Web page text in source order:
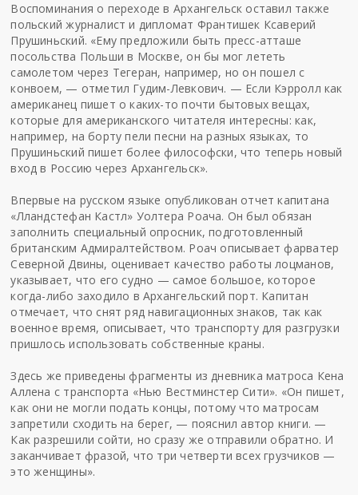
Воспоминания о переходе в Архангельск оставил также
польский журналист и дипломат Франтишек Ксаверий
Прушиньский. «Ему предложили быть пресс-атташе
посольства Польши в Москве, он бы мог лететь
самолетом через Тегеран, например, но он пошел с
конвоем, — отметил Гудим-Левкович. — Если Кэрролл как
американец пишет о каких-то почти бытовых вещах,
которые для американского читателя интересны: как,
например, на борту пели песни на разных языках, то
Прушиньский пишет более философски, что теперь новый
вход в Россию через Архангельск».
Впервые на русском языке опубликован отчет капитана
«Лландстефан Кастл» Уолтера Роача. Он был обязан
заполнить специальный опросник, подготовленный
британским Адмиралтейством. Роач описывает фарватер
Северной Двины, оценивает качество работы лоцманов,
указывает, что его судно — самое большое, которое
когда-либо заходило в Архангельский порт. Капитан
отмечает, что снят ряд навигационных знаков, так как
военное время, описывает, что транспорту для разгрузки
пришлось использовать собственные краны.
Здесь же приведены фрагменты из дневника матроса Кена
Аллена с транспорта «Нью Вестминстер Сити». «Он пишет,
как они не могли подать концы, потому что матросам
запретили сходить на берег, — пояснил автор книги. —
Как разрешили сойти, но сразу же отправили обратно. И
заканчивает фразой, что три четверти всех грузчиков —
это женщины».